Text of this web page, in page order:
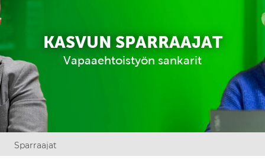
KASVUN SPARRAAJAT
Vapaaehtoistyön sankarit
Sparraajat